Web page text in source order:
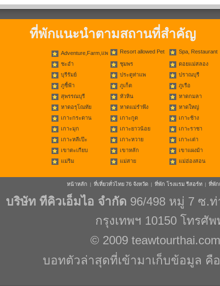
ที่พักแนะนำตามสถานที่สำคัญ
Adventure,Farm,แพ Resort allowed Pet Spa, Restaurant
ชะอำ ชุมพร
ดอยแม่สลอง
บุรีรัมย์
ประตูท่าแพ
ปราณบุรี
ภูชี้ฟ้า
ภูเก็ต
ภูเรือ
สุพรรณบุรี
หัวหิน
หาดกมลา
หาดอรุโณทัย
หาดแม่รำพึง
หาดใหญ่
เกาะกระดาน
เกาะกูด
เกาะช้าง
เกาะมุก
เกาะยาวน้อย
เกาะราชา
เกาะหลีเป๊ะ
เกาะหวาย
เกาะเต่า
เขาตะเกียบ
เขาหลัก
เขาแผงม้า
แม่ริม
แม่สาย แม่ฮ่องสอน
หน้าหลัก | ที่เที่ยวทั่วไทย 76 จังหวัด | ที่พัก โรงแรม รีสอร์ท | ที่พัก
บริษัท ทีคิวเอ็มไอ จำกัด 96/498 หมู่ 7 ซ.
กรุงเทพฯ 10150 โทรศั
© 2009 teawtourthai.com
บอทตัวล่าสุดที่เข้ามาเก็บข้อมูล คือ